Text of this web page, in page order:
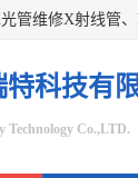
科技有
Technology Co.,LTD.